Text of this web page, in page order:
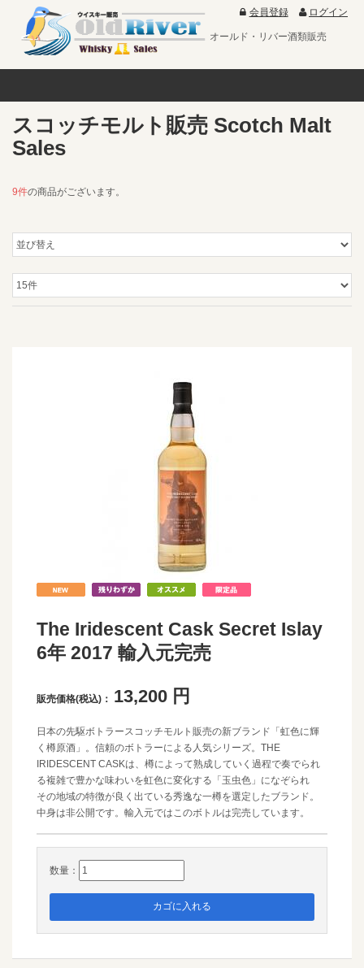
会員登録 ログイン
オールド・リバー酒類販売
スコッチモルト販売 Scotch Malt
Sales
9件の商品がございます。
The Iridescent Cask Secret Islay
6年 2017 輸入元完売
販売価格(税込)： 13,200 円
日本の先駆ボトラースコッチモルト販売の新ブランド「虹色に輝
く樽原酒」。信頼のボトラーによる人気シリーズ。THE
IRIDESCENT CASKは、樽によって熟成していく過程で奏でられ
る複雑で豊かな味わいを虹色に変化する「玉虫色」になぞられ
その地域の特徴が良く出ている秀逸な一樽を選定したブランド。
中身は非公開です。輸入元ではこのボトルは完売しています。
数量：